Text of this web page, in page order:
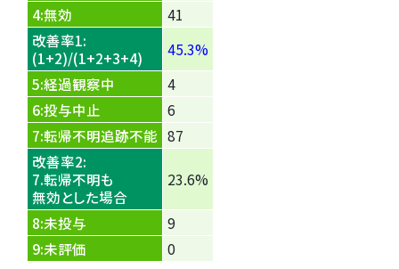
4:無効
41
改善率1:
(1+2)/(1+2+3+4)
45.3%
5:経過観察中
4
6:投与中止
6
7:転帰不明追跡不能 87
改善率2:
7.転帰不明も
無効とした場合
23.6%
8:未投与
9
9:未評価
0